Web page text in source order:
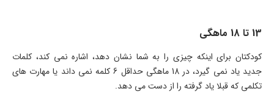
13 تا 18 ماهگی
کودکتان برای اینکه چیزی را به شما نشان دهد، اشاره نمی کند، کلمات
جدید یاد نمی گیرد، در 18 ماهگی حداقل 6 کلمه نمی داند یا مهارت های
تکلمی که قبلا یاد گرفته را از دست می دهد.